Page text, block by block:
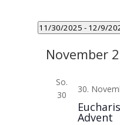
11/30/2025 - 12/9/
wählen.
November
So.
30
Advent
30.